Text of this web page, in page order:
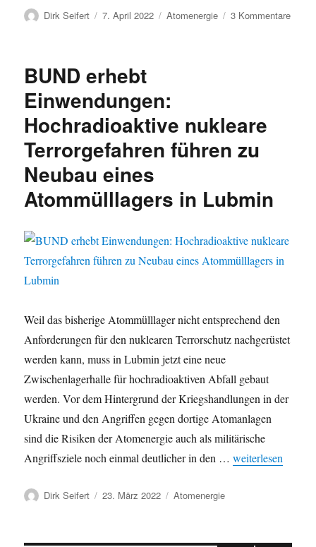
Autor
Dirk Seifert
Veröffentlicht
7. April 2022 Kategorien
Atomenergie 3 Kommentarezu
BUND erhebt
Einwendungen:
Hochradioaktive nukleare
Terrorgefahren führen zu
Neubau eines
Atommülllagers in Lubmin
Weil das bisherige Atommülllager nicht entsprechend den
Anforderungen für den nuklearen Terrorschutz nachgerüstet
werden kann, muss in Lubmin jetzt eine neue
Zwischenlagerhalle für hochradioaktiven Abfall gebaut
werden. Vor dem Hintergrund der Kriegshandlungen in der
Ukraine und den Angriffen gegen dortige Atomanlagen
sind die Risiken der Atomenergie auch als militärische
Angriffsziele noch einmal deutlicher in den …„BUND erhebt
weiterlesen
Autor
Dirk Seifert
Veröffentlicht
23. März 2022 Kategorien
Atomenergie